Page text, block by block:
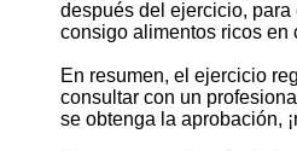
después del ejercicio,
consigo alimentos ricos en
En resumen, el ejercicio
consultar con un
se obtenga la aprobación,